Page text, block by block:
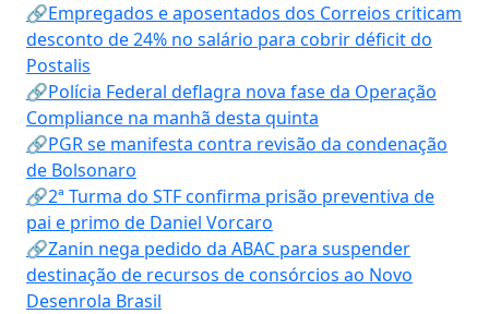
🔗Empregados e aposentados dos Correios criticam
desconto de 24% no salário para cobrir déficit do
Postalis
🔗Polícia Federal deflagra nova fase da Operação
Compliance na manhã desta quinta
🔗PGR se manifesta contra revisão da condenação
de Bolsonaro
🔗2ª Turma do STF confirma prisão preventiva de
pai e primo de Daniel Vorcaro
🔗Zanin nega pedido da ABAC para suspender
destinação de recursos de consórcios ao Novo
Desenrola Brasil